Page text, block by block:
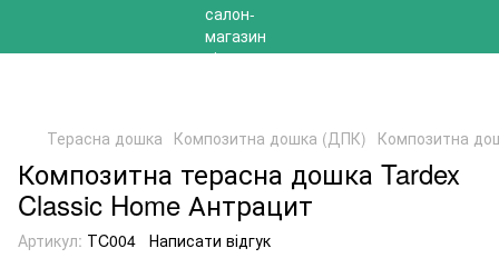
Терасна дошка Композитна дошка (ДПК) Композитна
Композитна терасна дошка Tardex
Classic Home Антрацит
Артикул: ТC004 Написати відгук